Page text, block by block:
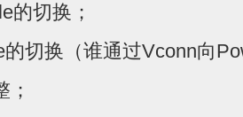
的切换；
切换（谁通过Vconn向